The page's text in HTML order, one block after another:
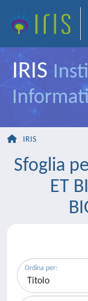
IRIS
IRIS
Sfoglia
ET
Ordina per: